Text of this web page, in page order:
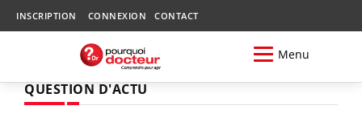
INSCRIPTION CONNEXION CONTACT
Menu
QUESTION D'ACTU